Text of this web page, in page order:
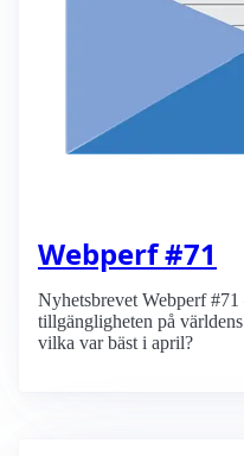
Webperf #71
Nyhetsbrevet Webperf
tillgängligheten på
vilka var bäst i april?